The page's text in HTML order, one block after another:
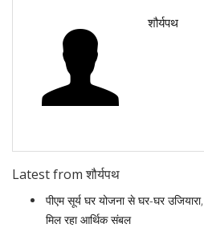
शौर्यपथ
Latest from शौर्यपथ
पीएम सूर्य घर योजना से घर-घर
मिल रहा आर्थिक संबल